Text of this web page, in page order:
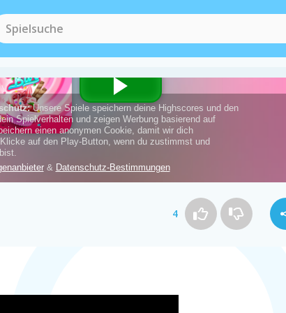
4
Kochen Spiele(72)